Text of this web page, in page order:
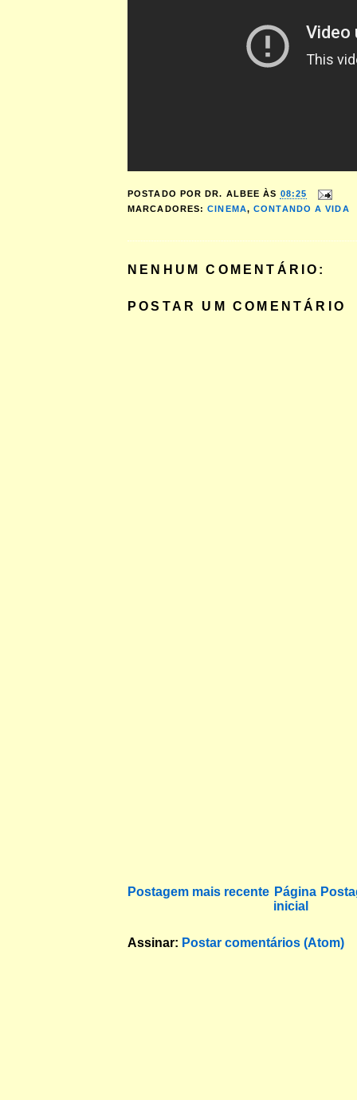
POSTADO POR DR. ALBEE ÀS 08:25
MARCADORES:CINEMA,CONTANDO A VIDA
NENHUM COMENTÁRIO:
POSTAR UM COMENTÁRIO
Postagem mais recente Página
inicial
Assinar: Postar comentários (Atom)